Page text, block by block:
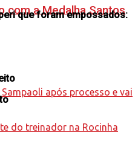
com a Medalha Santos
que foram empossados: